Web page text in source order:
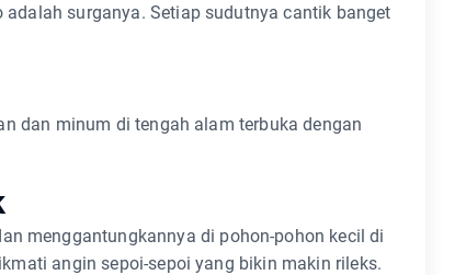
surganya. Setiap sudutnya cantik banget
dan minum di tengah alam terbuka dengan
menggantungkannya di pohon-pohon kecil di
angin sepoi-sepoi yang bikin makin rileks.